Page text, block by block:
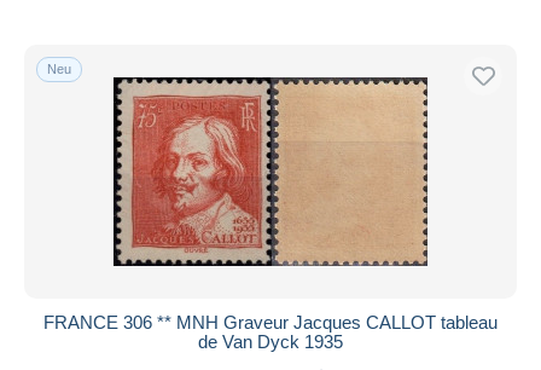
Neu
FRANCE 306 ** MNH Graveur Jacques CALLOT tableau
de Van Dyck 1935